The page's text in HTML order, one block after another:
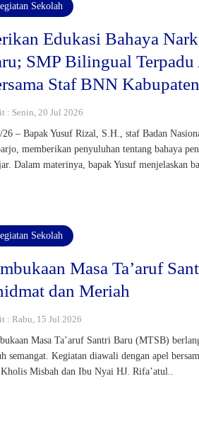
Sekolah
Edukasi Bahaya
SMP Bilingual Terpadu
Staf BNN
: Senin, 20 Jul 2026
26 – Bapak Yusuf Rizal, S.H., staf Badan
memberikan penyuluhan tentang bahaya
Dalam materinya, bapak Yusuf menjelaskan
Sekolah
Masa Ta’aruf
dan Meriah
: Rabu, 15 Jul 2026
Masa Ta’aruf Santri Baru (MTSB)
semangat. Kegiatan diawali dengan apel
Misbah dan Ibu Nyai HJ. Rifa’atul..